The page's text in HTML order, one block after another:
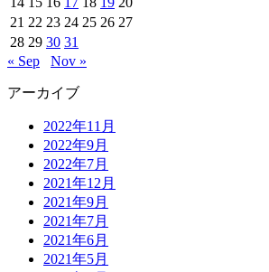
21 22 23 24 25 26 27
28 29 30 31
« Sep
Nov »
アーカイブ
2022年11月
2022年9月
2022年7月
2021年12月
2021年9月
2021年7月
2021年6月
2021年5月